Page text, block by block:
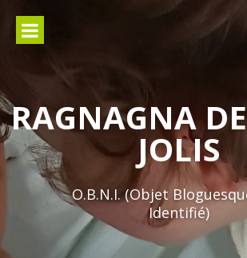
contenu
RAGNAGNA
JOLIS
O.B.N.I. (Objet
Identifié)